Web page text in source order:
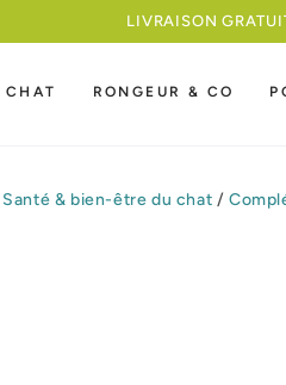
CHAT RONGEUR & CO
Santé & bien-être du chat /